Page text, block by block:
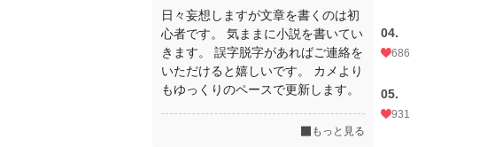
04.
686
05.
931
日々妄想しますが文章を書くのは初
心者です。 気ままに小説を書いてい
きます。 誤字脱字があればご連絡を
いただけると嬉しいです。 カメより
もゆっくりのペースで更新します。
もっと見る